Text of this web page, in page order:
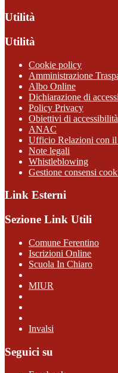
Utilità
Utilità
Cookie policy
Amministrazione
Albo Online
Dichiarazione di
Policy Privacy
Obiettivi di accessibilità
ANAC
Ufficio Relazioni con
Note legali
Whistleblowing
Gestione consensi
Link Esterni
Sezione Link Utili
Comune Ferentino
Iscrizioni Online
Scuola In Chiaro
MIUR
Invalsi
Seguici su